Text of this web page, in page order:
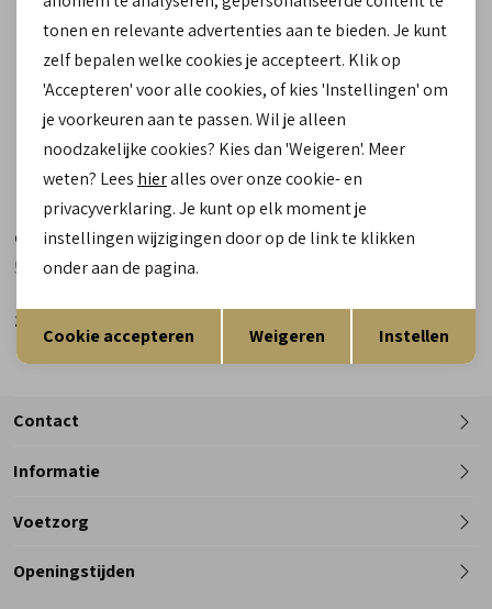
Giorgio
50504 36 Bufalo Earth beige
189,90
Contact
Telefoon
Informatie
Voetzorg
Openingstijden
Terug Opslaan
tonen en relevante advertenties aan te bieden. Je kunt
zelf bepalen welke cookies je accepteert. Klik op
'Accepteren' voor alle cookies, of kies 'Instellingen' om
je voorkeuren aan te passen. Wil je alleen
noodzakelijke cookies? Kies dan 'Weigeren'. Meer
weten? Lees hieralles over onze cookie- en
privacyverklaring. Je kunt op elk moment je
instellingen wijzigingen door op de link te klikken
onder aan de pagina.
Cookie accepteren Weigeren Instellen